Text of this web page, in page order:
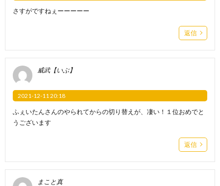
さすがですねぇーーーーー
返信
威武【いぶ】
2021-12-11 20:18
ふぇいたんさんのやられてからの切り替えが、凄い！１位おめでと
うございます
返信
まこと真